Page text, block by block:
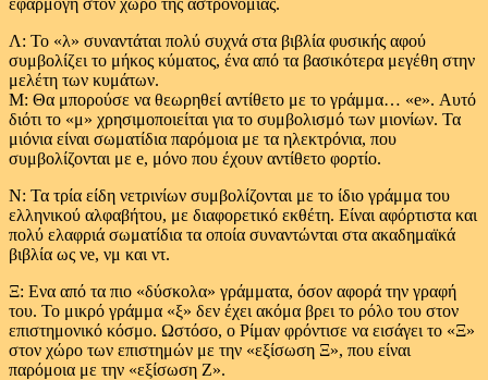
εφαρμογή στον χώρο της αστρονομίας.
Λ: Το «λ» συναντάται πολύ συχνά στα βιβλία φυσικής αφού
συμβολίζει το μήκος κύματος, ένα από τα βασικότερα μεγέθη στην
μελέτη των κυμάτων.
Μ: Θα μπορούσε να θεωρηθεί αντίθετο με το γράμμα… «e». Αυτό
διότι το «μ» χρησιμοποιείται για το συμβολισμό των μιονίων. Τα
μιόνια είναι σωματίδια παρόμοια με τα ηλεκτρόνια, που
συμβολίζονται με e, μόνο που έχουν αντίθετο φορτίο.
Ν: Τα τρία είδη νετρινίων συμβολίζονται με το ίδιο γράμμα του
ελληνικού αλφαβήτου, με διαφορετικό εκθέτη. Είναι αφόρτιστα και
πολύ ελαφριά σωματίδια τα οποία συναντώνται στα ακαδημαϊκά
βιβλία ως νe, νμ και ντ.
Ξ: Ενα από τα πιο «δύσκολα» γράμματα, όσον αφορά την γραφή
του. Το μικρό γράμμα «ξ» δεν έχει ακόμα βρει το ρόλο του στον
επιστημονικό κόσμο. Ωστόσο, ο Ρίμαν φρόντισε να εισάγει το «Ξ»
στον χώρο των επιστημών με την «εξίσωση Ξ», που είναι
παρόμοια με την «εξίσωση Ζ».